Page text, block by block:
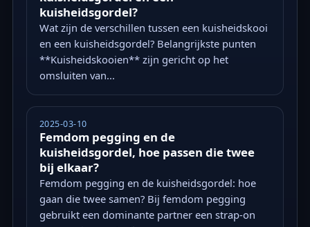
kuisheidsgordel?
Wat zijn de verschillen tussen een kuisheidskooi
en een kuisheidsgordel? Belangrijkste punten
**Kuisheidskooien** zijn gericht op het
omsluiten van...
2025-03-10
Femdom pegging en de
kuisheidsgordel, hoe passen die twee
bij elkaar?
Femdom pegging en de kuisheidsgordel: hoe
gaan die twee samen? Bij femdom pegging
gebruikt een dominante partner een strap-on